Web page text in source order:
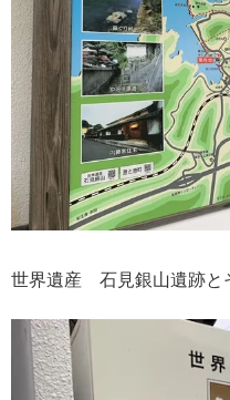
世界遺産 石見銀山遺跡と